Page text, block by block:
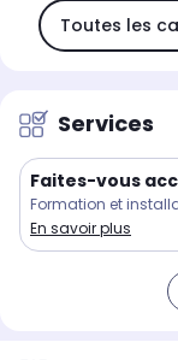
Toutes les
Services
Faites-vous
Formation et
En savoir plus